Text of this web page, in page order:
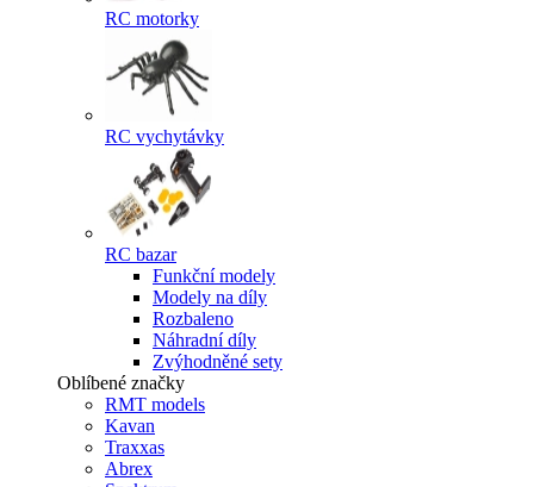
RC motorky
RC vychytávky
RC bazar
Funkční modely
Modely na díly
Rozbaleno
Náhradní díly
Zvýhodněné sety
Oblíbené značky
RMT models
Kavan
Traxxas
Abrex